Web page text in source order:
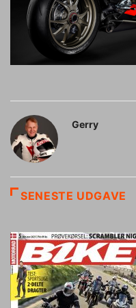
Gerry
SENESTE UDGAVE